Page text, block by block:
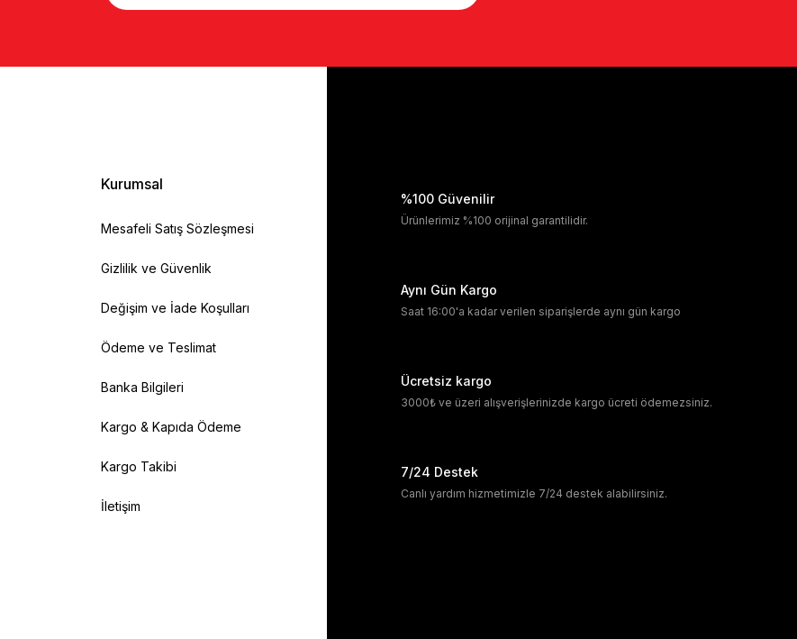
Kurumsal
Mesafeli Satış Sözleşmesi
Gizlilik ve Güvenlik
Değişim ve İade Koşulları
Ödeme ve Teslimat
Banka Bilgileri
Kargo & Kapıda Ödeme
Kargo Takibi
İletişim
%100 Güvenilir
Ürünlerimiz %100 orijinal garantilidir.
Aynı Gün Kargo
Saat 16:00'a kadar verilen siparişlerde aynı gün kargo
Ücretsiz kargo
3000₺ ve üzeri alışverişlerinizde kargo ücreti ödemezsiniz.
7/24 Destek
Canlı yardım hizmetimizle 7/24 destek alabilirsiniz.